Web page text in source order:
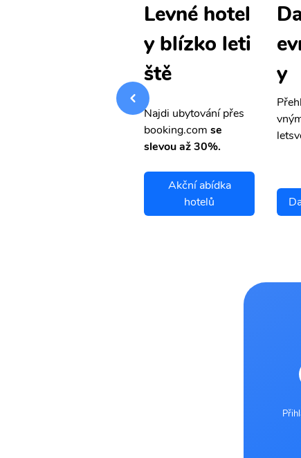
Přehledná stránka s le
Levné hotel
y blízko leti
ště
Najdi ubytování přes
booking.com se
slevou až 30%.
Akční abídka
hotelů
y